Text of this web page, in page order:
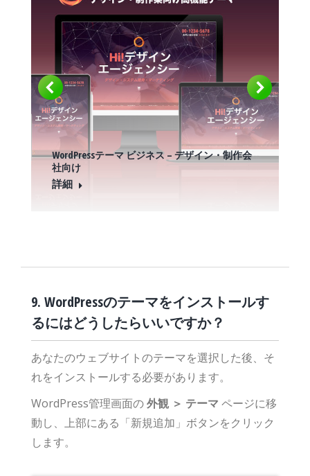
WordPressテーマ ビジネス – デザイン・制作会
社向け
詳細
9. WordPressのテーマをインストールす
るにはどうしたらいいですか？
あなたのウェブサイトのテーマを選択した後、そ
れをインストールする必要があります。
WordPress管理画面の外観 ＞ テーマ ページに移
動し、上部にある「新規追加」ボタンをクリック
します。